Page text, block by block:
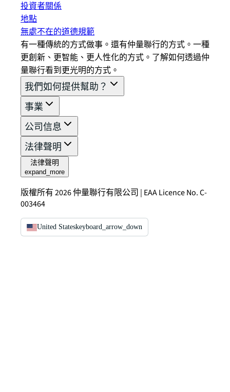
投資者關係
地點
無處不在的道德規範
有一種傳統的方式做事。還有仲量聯行的方式。一種
更創新、更智能、更人性化的方式。了解如何透過仲
量聯行看到更光明的方式。
我們如何提供幫助？
事業
公司信息
法律聲明
法律聲明
expand_more
版權所有 2026 仲量聯行有限公司 | EAA Licence No. C-
003464
United Stateskeyboard_arrow_down